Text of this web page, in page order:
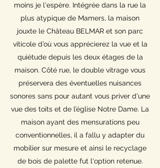
moins je l'espère. Intégrée dans la rue la
plus atypique de Mamers, la maison
jouxte le Château BELMAR et son parc
viticole d’où vous apprécierez la vue et la
quiétude depuis les deux étages de la
maison. Côté rue, le double vitrage vous
préservera des éventuelles nuisances
sonores sans pour autant vous priver d'une
vue des toits et de l’église Notre Dame. La
maison ayant des mensurations peu
conventionnelles, il a fallu y adapter du
mobilier sur mesure et ainsi le recyclage
de bois de palette fut l'option retenue.